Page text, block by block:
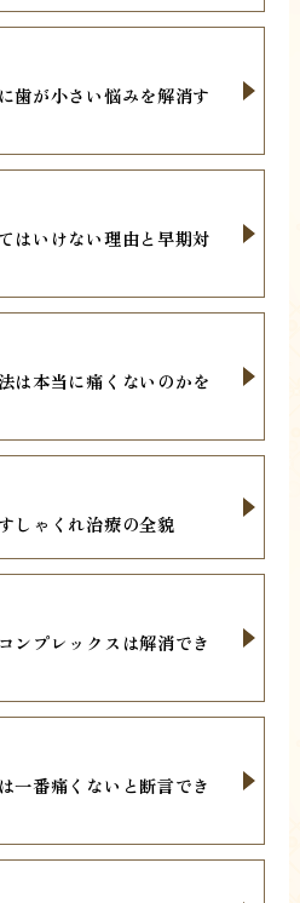
歯が小さい悩みを解消す
はいけない理由と早期対
は本当に痛くないのかを
しゃくれ治療の全貌
ンプレックスは解消でき
一番痛くないと断言でき